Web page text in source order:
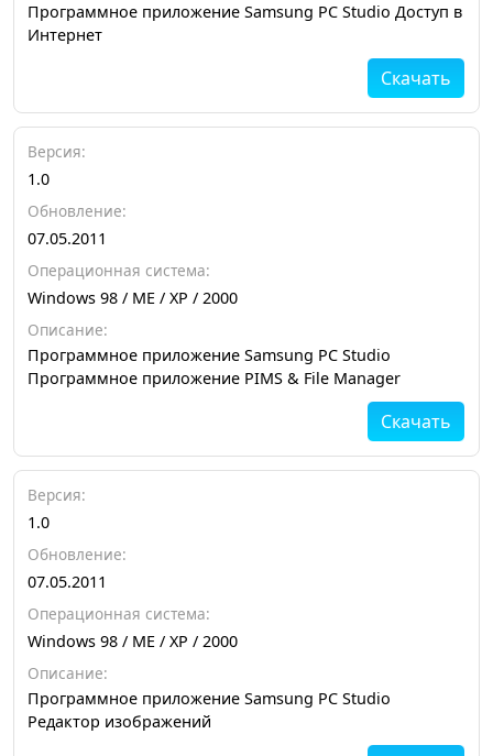
Программное приложение Samsung PC Studio Доступ в
Интернет
Скачать
Версия:
1.0
Обновление:
07.05.2011
Операционная система:
Windows 98 / ME / XP / 2000
Описание:
Программное приложение Samsung PC Studio
Программное приложение PIMS & File Manager
Скачать
Версия:
1.0
Обновление:
07.05.2011
Операционная система:
Windows 98 / ME / XP / 2000
Описание:
Программное приложение Samsung PC Studio
Редактор изображений